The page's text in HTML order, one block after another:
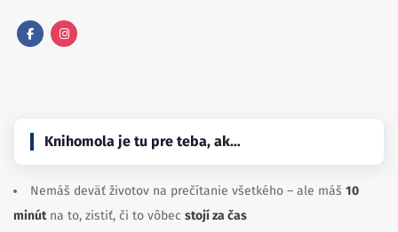
Knihomola je tu pre teba, ak…
Nemáš deväť životov na prečítanie všetkého – ale máš 10
minútna to, zistiť, či to vôbec stojí za čas